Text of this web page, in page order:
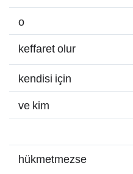
o
keffaret olur
kendisi için
ve kim
hükmetmezse